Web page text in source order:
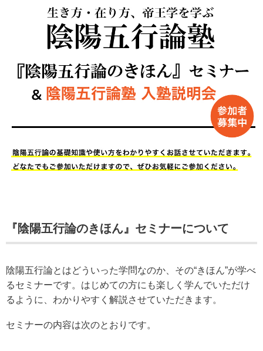
『陰陽五行論のきほん』セミナーについて
陰陽五行論とはどういった学問なのか、その“きほん”が学べ
るセミナーです。はじめての方にも楽しく学んでいただけ
るように、わかりやすく解説させていただきます。
セミナーの内容は次のとおりです。